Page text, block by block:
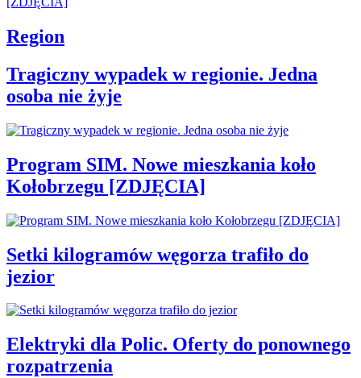
Region
Tragiczny wypadek w regionie. Jedna
osoba nie żyje
Program SIM. Nowe mieszkania koło
Kołobrzegu [ZDJĘCIA]
Setki kilogramów węgorza trafiło do
jezior
Elektryki dla Polic. Oferty do ponownego
rozpatrzenia